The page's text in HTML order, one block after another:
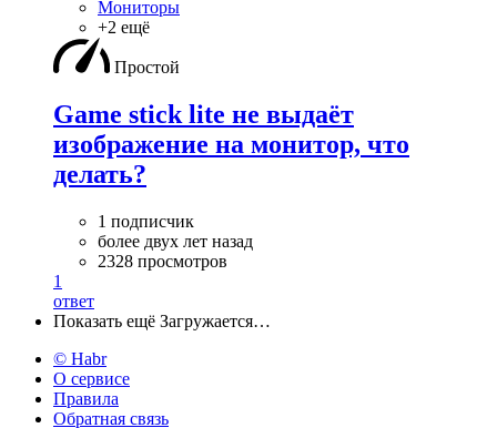
Мониторы
+2 ещё
Простой
Game stick lite не выдаёт
изображение на монитор, что
делать?
1 подписчик
более двух лет назад
2328 просмотров
1
ответ
Показать ещё Загружается…
© Habr
О сервисе
Правила
Обратная связь